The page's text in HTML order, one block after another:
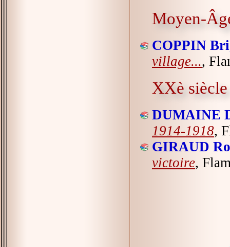
Moyen-
COPPIN
village...,
XXè siècle
DUMAINE
1914-1918,
GIRAUD
victoire,